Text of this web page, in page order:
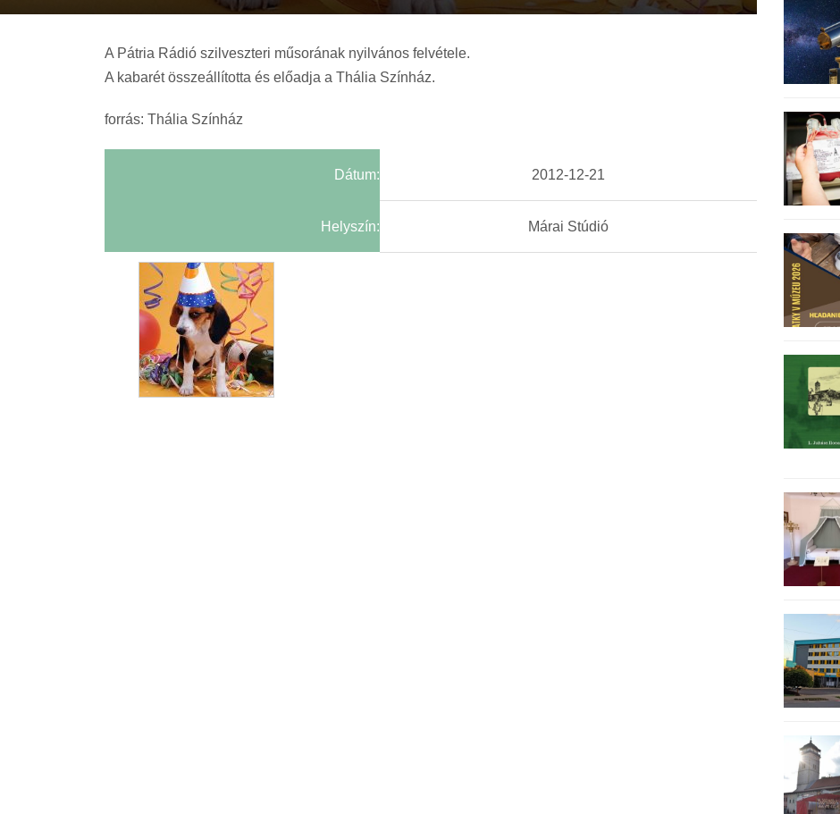
A Pátria Rádió szilveszteri műsorának nyilvános felvétele.
A kabarét összeállította és előadja a Thália Színház.
forrás: Thália Színház
Dátum: 2012-12-21
Helyszín: Márai Stúdió